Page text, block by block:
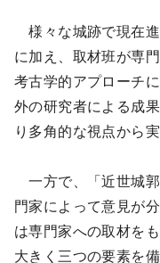
様々な城跡で現在進
に加え、取材班が専
考古学的アプローチ
外の研究者による成
り多角的な視点から
一方で、「近世城
門家によって意見が
は専門家への取材を
大きく三つの要素を